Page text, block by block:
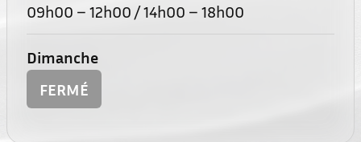
09h00 – 12h00 / 14h00 – 18h00
Dimanche
FERMÉ